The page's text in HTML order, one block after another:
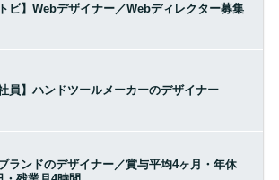
トビ】Webデザイナー／Webディレクター募集
社員】ハンドツールメーカーのデザイナー
ランドのデザイナー／賞与平均4ヶ月・年休